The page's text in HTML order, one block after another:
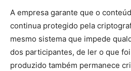
A empresa garante que o
continua protegido pela
mesmo sistema que impede
dos participantes, de ler o que
produzido também permanece